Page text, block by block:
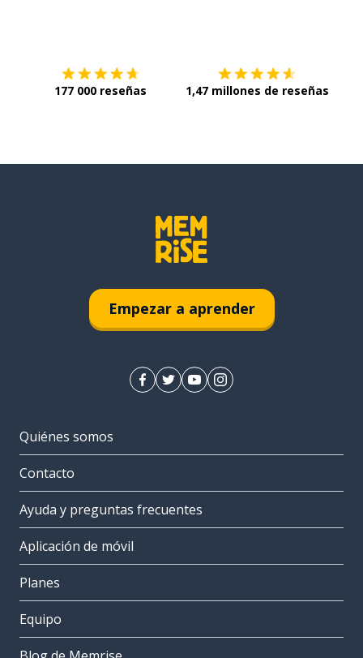
177 000 reseñas 1,47 millones de reseñas
Empezar a aprender
Quiénes somos
Contacto
Ayuda y preguntas frecuentes
Aplicación de móvil
Planes
Equipo